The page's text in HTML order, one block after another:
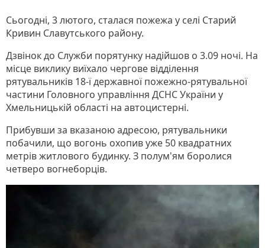
Сьогодні, 3 лютого, сталася пожежа у селі Старий
Кривин Славутського району.
Дзвінок до Служби порятунку надійшов о 3.09 ночі. На
місце виклику виїхало чергове відділення
рятувальників 18-ї державної пожежно-рятувальної
частини Головного управління ДСНС України у
Хмельницькій області на автоцистерні.
Прибувши за вказаною адресою, рятувальники
побачили, що вогонь охопив уже 50 квадратних
метрів житлового будинку. З полум'ям боролися
четверо вогнеборців.